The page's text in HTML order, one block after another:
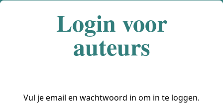
Login voor
auteurs
Vul je email en wachtwoord in om in te loggen.